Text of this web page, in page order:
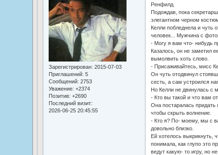
Зарегистрирован: 2015-07-03
Приглашений: 5
Сообщений: 2753
Уважение: +2374
Позитив: +2690
Последний визит:
2026-06-25 20:45:55
Ренфилд.
Подождав, пока
элегантном черном
Келли побледнела и чуть
человек... Мужчина с
- Могу я вам что- нибудь
Казалось, он не заметил
вымолвить хоть слово.
- Присаживайтесь, мисс
Он чуть отодвинул
сесть, а сам устроился
Но Келли не двинулась с
- Кто вы такой и что вам
Она постаралась придать
чтобы скрыть волнение.
- Кто я? По- моему, мы с
довольно близко.
Ей хотелось выкрикнуть,
понимала, как глупо это
ведут какую- то игру, но